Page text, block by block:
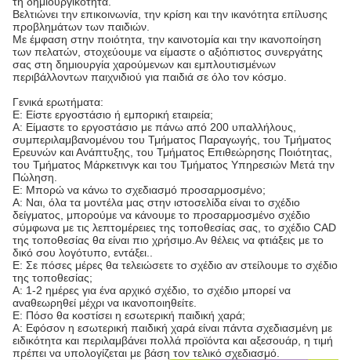
Βελτιώνει την επικοινωνία, την κρίση και την ικανότητα επίλυσης
προβλημάτων των παιδιών.
Με έμφαση στην ποιότητα, την καινοτομία και την ικανοποίηση
των πελατών, στοχεύουμε να είμαστε ο αξιόπιστος συνεργάτης
σας στη δημιουργία χαρούμενων και εμπλουτισμένων
περιβάλλοντων παιχνιδιού για παιδιά σε όλο τον κόσμο.
Γενικά ερωτήματα:
Ε: Είστε εργοστάσιο ή εμπορική εταιρεία;
Α: Είμαστε το εργοστάσιο με πάνω από 200 υπαλλήλους,
συμπεριλαμβανομένου του Τμήματος Παραγωγής, του Τμήματος
Ερευνών και Ανάπτυξης, του Τμήματος Επιθεώρησης Ποιότητας,
του Τμήματος Μάρκετινγκ και του Τμήματος Υπηρεσιών Μετά την
Πώληση.
Ε: Μπορώ να κάνω το σχεδιασμό προσαρμοσμένο;
Α: Ναι, όλα τα μοντέλα μας στην ιστοσελίδα είναι το σχέδιο
δείγματος, μπορούμε να κάνουμε το προσαρμοσμένο σχέδιο
σύμφωνα με τις λεπτομέρειες της τοποθεσίας σας, το σχέδιο CAD
της τοποθεσίας θα είναι πιο χρήσιμο.Αν θέλεις να φτιάξεις με το
δικό σου λογότυπο, εντάξει..
Ε: Σε πόσες μέρες θα τελειώσετε το σχέδιο αν στείλουμε το σχέδιο
της τοποθεσίας;
Α: 1-2 ημέρες για ένα αρχικό σχέδιο, το σχέδιο μπορεί να
αναθεωρηθεί μέχρι να ικανοποιηθείτε.
Ε: Πόσο θα κοστίσει η εσωτερική παιδική χαρά;
Α: Εφόσον η εσωτερική παιδική χαρά είναι πάντα σχεδιασμένη με
ειδικότητα και περιλαμβάνει πολλά προϊόντα και αξεσουάρ, η τιμή
πρέπει να υπολογίζεται με βάση τον τελικό σχεδιασμό.